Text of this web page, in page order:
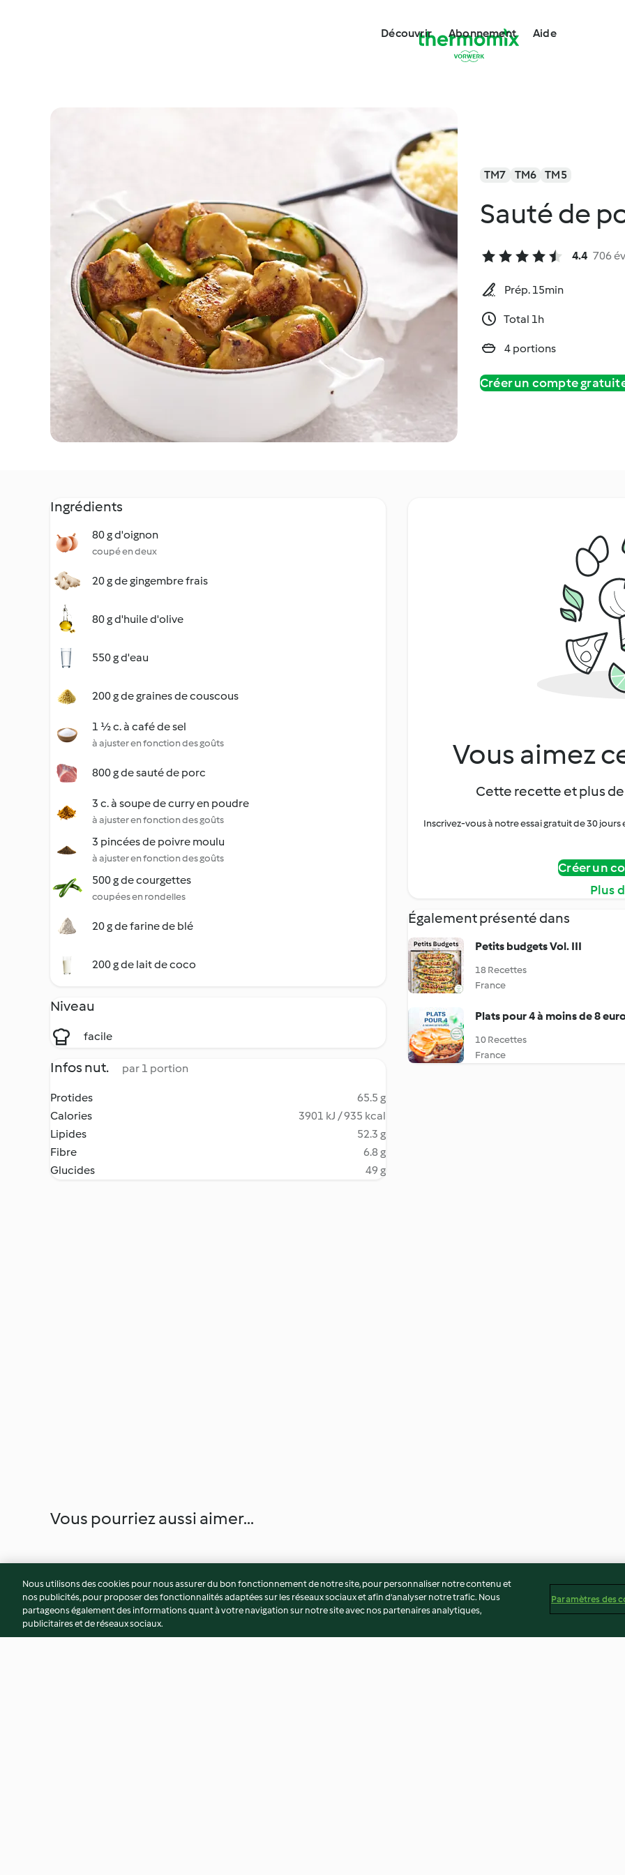
Découvrir Abonnement Aide
TM7 TM6 TM5
Sauté de
4.4 706
Prép. 15min
Total 1h
4 portions
Créer un compte
Ingrédients
80 g d'oignon
coupé en deux
20 g de gingembre frais
80 g d'huile d'olive
550 g d'eau
200 g de graines de couscous
1 ½ c. à café de sel
à ajuster en fonction des goûts
800 g de sauté de porc
3 c. à soupe de curry en poudre
à ajuster en fonction des goûts
3 pincées de poivre moulu
à ajuster en fonction des goûts
500 g de courgettes
coupées en rondelles
20 g de farine de blé
200 g de lait de coco
Niveau
facile
Infos nut. par 1 portion
Protides
65.5 g
Calories
3901 kJ / 935 kcal
Lipides
52.3 g
Fibre
6.8 g
Glucides
49 g
Vous aimez
Cette recette et plus
Inscrivez-vous à notre essai gratuit de 30
Créer un
Plus
Également présenté dans
Petits budgets Vol. III
18 Recettes
France
Plats pour 4 à moins de 8
10 Recettes
France
Vous pourriez aussi aimer...
Nous utilisons des cookies pour nous assurer du bon fonctionnement de notre site, pour personnaliser notre contenu et
nos publicités, pour proposer des fonctionnalités adaptées sur les réseaux sociaux et afin d’analyser notre trafic. Nous
partageons également des informations quant à votre navigation sur notre site avec nos partenaires analytiques,
publicitaires et de réseaux sociaux.
Paramètres des